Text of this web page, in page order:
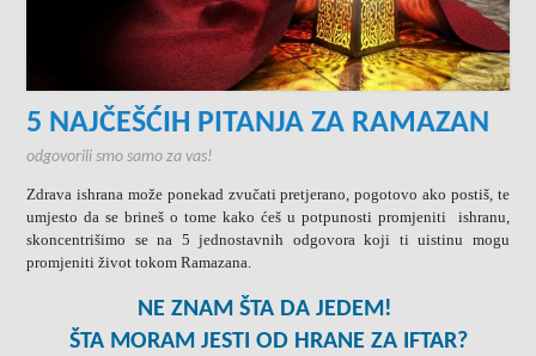
5 NAJČEŠĆIH PITANJA ZA RAMAZAN
odgovorili smo samo za vas!
Zdrava ishrana može ponekad zvučati pretjerano, pogotovo ako postiš, te
umjesto da se brineš o tome kako ćeš u potpunosti promjeniti ishranu,
skoncentrišimo se na 5 jednostavnih odgovora koji ti uistinu mogu
promjeniti život tokom Ramazana.
NE ZNAM ŠTA DA JEDEM!
ŠTA MORAM JESTI OD HRANE ZA IFTAR?